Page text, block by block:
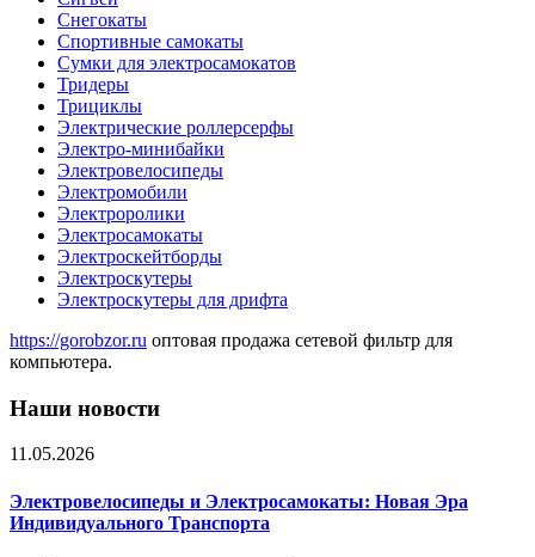
Снегокаты
Спортивные самокаты
Сумки для электросамокатов
Тридеры
Трициклы
Электрические роллерсерфы
Электро-минибайки
Электровелосипеды
Электромобили
Электроролики
Электросамокаты
Электроскейтборды
Электроскутеры
Электроскутеры для дрифта
https://gorobzor.ru оптовая продажа сетевой фильтр для
компьютера.
Наши новости
11.05.2026
Электровелосипеды и Электросамокаты: Новая Эра
Индивидуального Транспорта